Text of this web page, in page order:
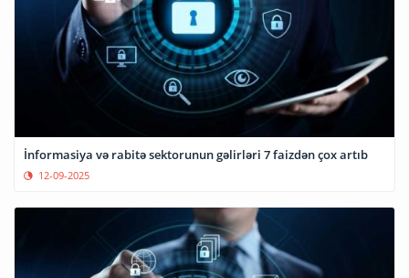
İnformasiya və rabitə sektorunun gəlirləri 7 faizdən çox artıb
12-09-2025